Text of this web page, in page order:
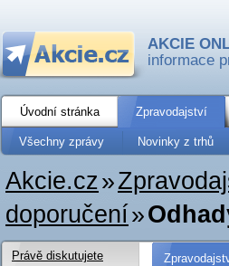
AKCIE
informace
Úvodní stránka Zpravodajství
Všechny zprávy Novinky z trhů
Akcie.cz»
doporučení»
Právě diskutujete